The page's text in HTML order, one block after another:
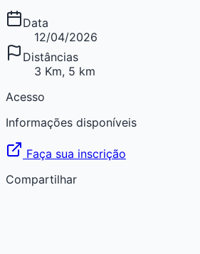
Data
12/04/2026
Distâncias
3 Km, 5 km
Acesso
Informações disponíveis
Faça sua inscrição
Compartilhar